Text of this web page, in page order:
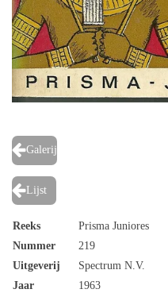
Galerij
Lijst
Reeks
Prisma Juniores
Nummer
219
Uitgeverij
Spectrum N.V.
Jaar
1963